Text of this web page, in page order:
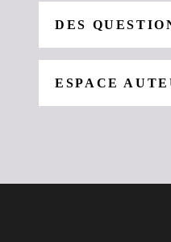
DES
ESPACE